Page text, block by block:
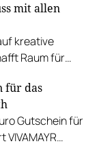
mit allen
kreative
Raum für
Tannheim.
für das
Gutschein für